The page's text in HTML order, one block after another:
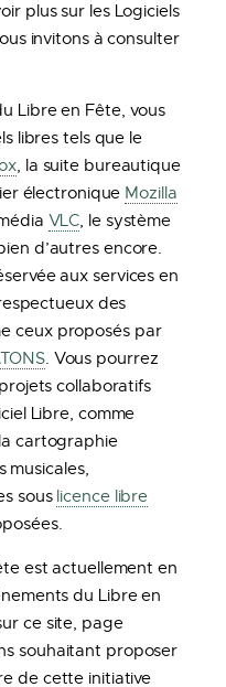
plus sur les Logiciels
invitons à consulter
Libre en Fête, vous
libres tels que le
, la suite bureautique
électronique Mozilla
VLC, le système
d’autres encore.
aux services en
des
ceux proposés par
. Vous pourrez
collaboratifs
Libre, comme
cartographie
musicales,
sous licence libre
est actuellement en
du Libre en
ce site, page
souhaitant proposer
de cette initiative